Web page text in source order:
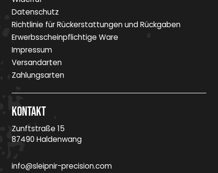
Datenschutz
Richtlinie für Rückerstattungen und Rückgaben
Erwerbsscheinpflichtige Ware
Impressum
Versandarten
Zahlungsarten
Kontakt
Zunftstraße 15
87490 Haldenwang
info@sleipnir-precision.com